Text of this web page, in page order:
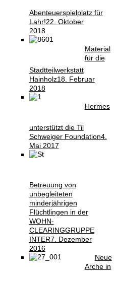
Abenteuerspielplatz für
Lahr!22. Oktober
2018
Material
für die
Stadtteilwerkstatt
Hainholz18. Februar
2018
Hermes
unterstützt die Til
Schweiger Foundation4.
Mai 2017
Betreuung von
unbegleiteten
minderjährigen
Flüchtlingen in der
WOHN-
CLEARINGGRUPPE
INTER7. Dezember
2016
Neue
Arche in